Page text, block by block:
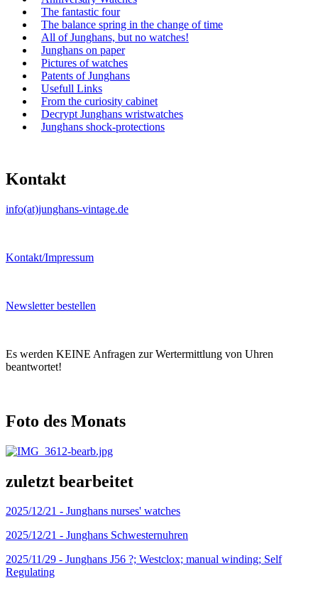
The fantastic four
The balance spring in the change of time
All of Junghans, but no watches!
Junghans on paper
Pictures of watches
Patents of Junghans
Usefull Links
From the curiosity cabinet
Decrypt Junghans wristwatches
Junghans shock-protections
Kontakt
info(at)junghans-vintage.de
Kontakt/Impressum
Newsletter bestellen
Es werden KEINE Anfragen zur Wertermittlung von Uhren
beantwortet!
Foto des Monats
zuletzt bearbeitet
2025/12/21 - Junghans nurses' watches
2025/12/21 - Junghans Schwesternuhren
2025/11/29 - Junghans J56 ?; Westclox; manual winding; Self
Regulating